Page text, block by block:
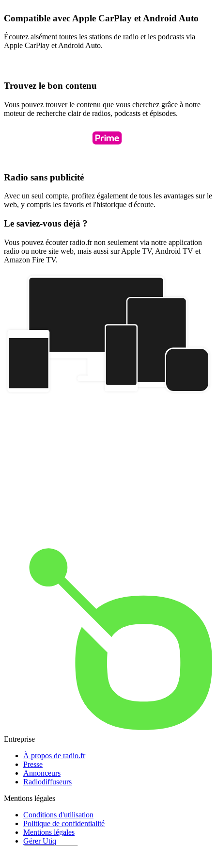
Compatible avec Apple CarPlay et Android Auto
Écoutez aisément toutes les stations de radio et les podcasts via
Apple CarPlay et Android Auto.
Trouvez le bon contenu
Vous pouvez trouver le contenu que vous cherchez grâce à notre
moteur de recherche clair de radios, podcasts et épisodes.
Radio sans publicité
Avec un seul compte, profitez également de tous les avantages sur le
web, y compris les favoris et l'historique d'écoute.
Le saviez-vous déjà ?
Vous pouvez écouter radio.fr non seulement via notre application
radio ou notre site web, mais aussi sur Apple TV, Android TV et
Amazon Fire TV.
Entreprise
À propos de radio.fr
Presse
Annonceurs
Radiodiffuseurs
Mentions légales
Conditions d'utilisation
Politique de confidentialité
Mentions légales
Gérer Utiq